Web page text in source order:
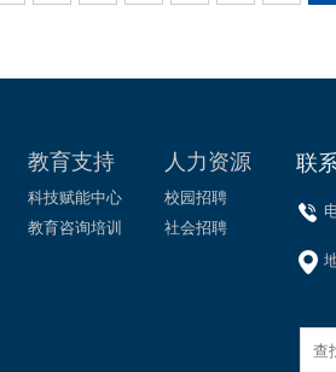
教育支持
科技赋能中心
教育咨询培训
人力资源
校园招聘
社会招聘
联